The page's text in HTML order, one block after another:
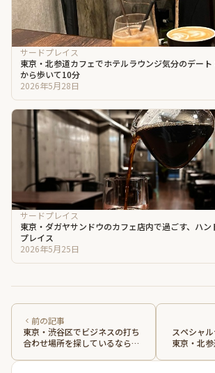
サードプレイス
東京・北参道カフェでホテルラウンジ気分のデー
から歩いて10分
2026年5月28日
サードプレイス
東京・ダガヤサンドウのカフェ店内で過ごす、ハン
プレイス
2026年5月25日
前の記事
東京・渋谷区でビジネスの打ち
合わせ場所を探しているなら。
揃うカフェをマイリストに
スペシャ
東京・北